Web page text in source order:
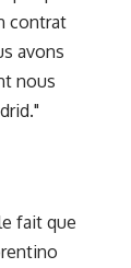
contrat
avons
nous
fait que